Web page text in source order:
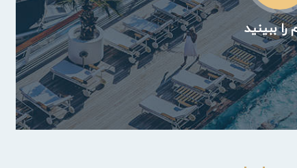
را ببینید